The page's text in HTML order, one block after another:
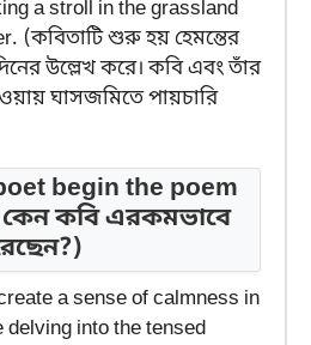
a stroll in the grassland
(কবিতাটি শুরু হয় হেমন্তের
উল্লেখ করে। কবি এবং তাঁর
ঘাসজমিতে পায়চারি
begin the poem
কবি এরকমভাবে
a sense of calmness in
delving into the tensed